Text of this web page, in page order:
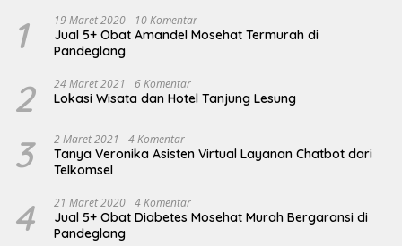
1 19 Maret 2020 10 Komentar
Jual 5+ Obat Amandel Mosehat Termurah di
Pandeglang
2 24 Maret 2021 6 Komentar
Lokasi Wisata dan Hotel Tanjung Lesung
3 2 Maret 2021 4 Komentar
Tanya Veronika Asisten Virtual Layanan Chatbot dari
Telkomsel
4 21 Maret 2020 4 Komentar
Jual 5+ Obat Diabetes Mosehat Murah Bergaransi di
Pandeglang